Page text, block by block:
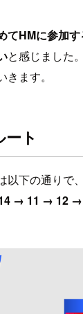
てHMに参加
と感じました。
ます。
ト
下の通りで、
→ 11 → 12 →